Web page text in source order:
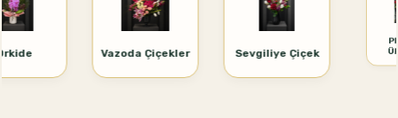
Vazoda Çiçekler Sevgiliye Çiçek
ÜRÜNLER